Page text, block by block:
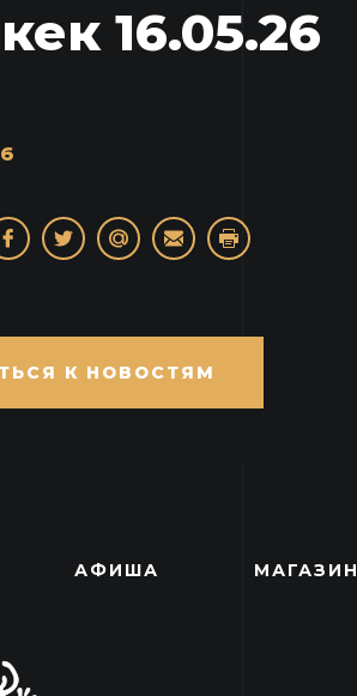
16.05.26
К НОВОСТЯМ
АФИША МАГАЗИН